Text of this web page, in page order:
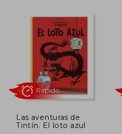
Rápido
Las aventuras de
Tintín. El loto azul